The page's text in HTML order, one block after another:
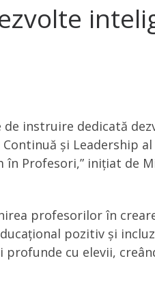
de instruire dedicată
și Leadership
în Profesori,” inițiat de
profesorilor în
pozitiv și
cu elevii,